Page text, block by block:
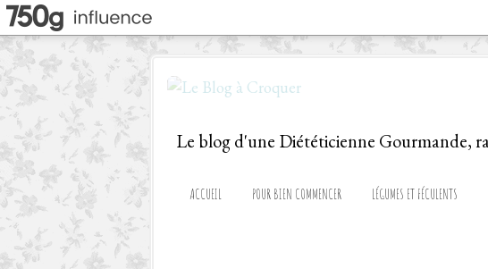
ACCUEIL POUR BIEN COMMENCER LÉGUMES ET FÉCULENTS